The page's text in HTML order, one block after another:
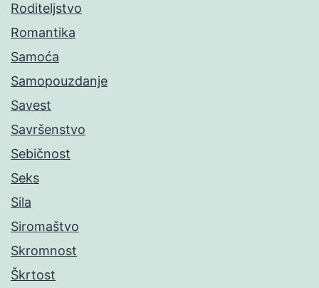
Roditeljstvo
Romantika
Samoća
Samopouzdanje
Savest
Savršenstvo
Sebičnost
Seks
Sila
Siromaštvo
Skromnost
Škrtost